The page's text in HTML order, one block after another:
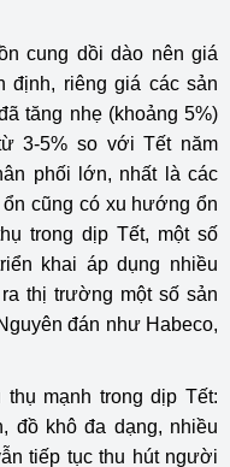
cung dồi dào nên giá
định, riêng giá các sản
tăng nhẹ (khoảng 5%)
3-5% so với Tết năm
phối lớn, nhất là các
cũng có xu hướng ổn
trong dịp Tết, một số
khai áp dụng nhiều
thị trường một số sản
đán như Habeco,
mạnh trong dịp Tết:
đồ khô đa dạng, nhiều
tiếp tục thu hút người